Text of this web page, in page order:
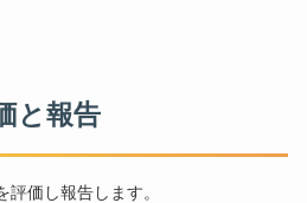
と報告
価し報告します。